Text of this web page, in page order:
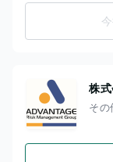
株
その